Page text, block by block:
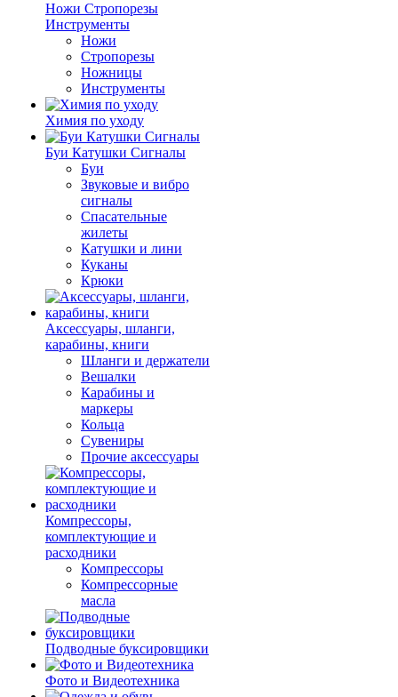
Ножи Стропорезы
Инструменты
Ножи
Стропорезы
Ножницы
Инструменты
Химия по уходу
Буи Катушки Сигналы
Буи
Звуковые и вибро
сигналы
Спасательные
жилеты
Катушки и лини
Куканы
Крюки
Аксессуары, шланги,
карабины, книги
Шланги и держатели
Вешалки
Карабины и
маркеры
Кольца
Сувениры
Прочие аксессуары
Компрессоры,
комплектующие и
расходники
Компрессоры
Компрессорные
масла
Подводные буксировщики
Фото и Видеотехника